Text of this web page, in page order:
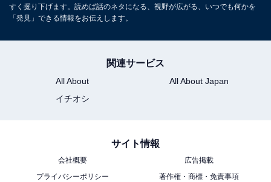
すく掘り下げます。読めば話のネタになる、視野が広がる、いつでも何かを
「発見」できる情報をお伝えします。
関連サービス
All About
All About Japan
イチオシ
サイト情報
会社概要
広告掲載
プライバシーポリシー
著作権・商標・免責事項